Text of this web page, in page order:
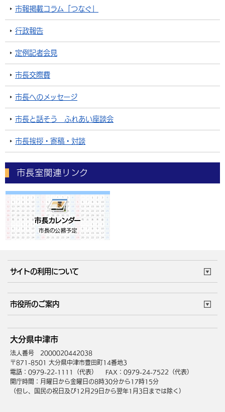
市報掲載コラム「つなぐ」
行政報告
定例記者会見
市長交際費
市長へのメッセージ
市長と話そう ふれあい座談会
市長挨拶・寄稿・対談
市長室関連リンク
サイトの利用について
サイトマップ
市役所のご案内
庁舎地図 組織案内
中津市へのアクセス
大分県中津市
法人番号 2000020442038
〒871-8501 大分県中津市豊田町14番地3
電話：0979-22-1111（代表）
FAX：0979-24-7522（代表）
開庁時間：月曜日から金曜日の8時30分から17時15分
（但し、国民の祝日及び12月29日から翌年1月3日までは除く）